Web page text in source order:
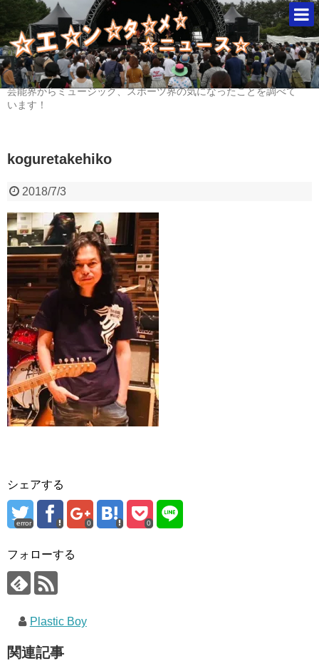
芸能界からミュージック、スポーツ界の気になったことを調べて
います！
koguretakehiko
2018/7/3
シェアする
error 0 0
フォローする
Plastic Boy
関連記事